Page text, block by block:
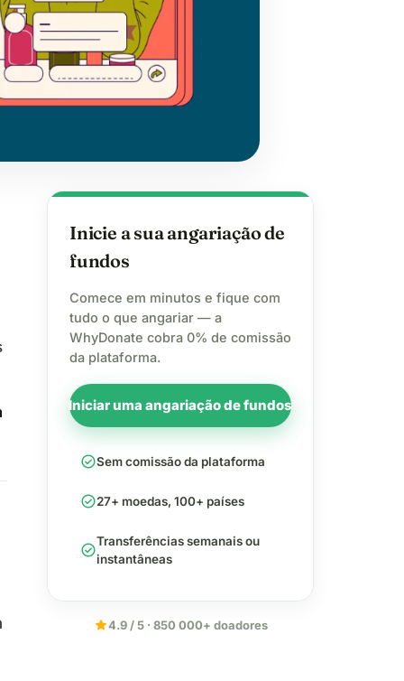
Inicie a sua angariação de
fundos
Comece em minutos e fique com
tudo o que angariar — a
WhyDonate cobra 0% de comissão
da plataforma.
Iniciar uma angariação de fundos
check_circleSem comissão da plataforma
check_circle27+ moedas, 100+ países
check_circleTransferências semanais ou
instantâneas
star4.9 / 5 · 850 000+ doadores